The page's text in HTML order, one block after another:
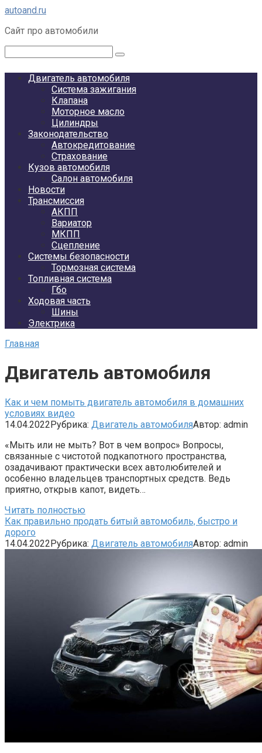
Перейти
контенту
autoand.ru
Сайт про автомобили
Двигатель автомобиля
Система зажигания
Клапана
Моторное масло
Цилиндры
Законодательство
Автокредитование
Страхование
Кузов автомобиля
Салон автомобиля
Новости
Трансмиссия
АКПП
Вариатор
МКПП
Сцепление
Системы безопасности
Тормозная система
Топливная система
Гбо
Ходовая часть
Шины
Электрика
Главная
Двигатель автомобиля
Как и чем помыть двигатель автомобиля в домашних
условиях видео
14.04.2022Рубрика: Двигатель автомобиляАвтор: admin
«Мыть или не мыть? Вот в чем вопрос» Вопросы,
связанные с чистотой подкапотного пространства,
озадачивают практически всех автолюбителей и
особенно владельцев транспортных средств. Ведь
приятно, открыв капот, видеть…
Читать полностью
Как правильно продать битый автомобиль, быстро и
дорого
14.04.2022Рубрика: Двигатель автомобиляАвтор: admin